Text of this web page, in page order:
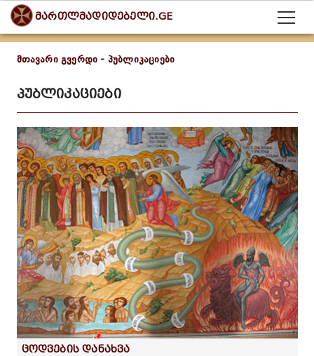
მართლმადიდებელი.GE
მთავარი გვერდი - პუბლიკაციები
პუბლიკაციები
ცოდვების დანახვა